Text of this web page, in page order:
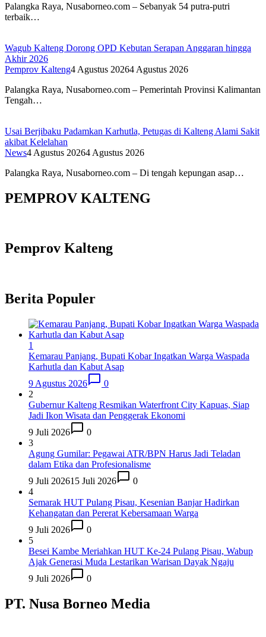
Palangka Raya, Nusaborneo.com – Sebanyak 54 putra-putri
terbaik…
Wagub Kalteng Dorong OPD Kebutan Serapan Anggaran hingga
Akhir 2026
Pemprov Kalteng4 Agustus 20264 Agustus 2026
Palangka Raya, Nusaborneo.com – Pemerintah Provinsi Kalimantan
Tengah…
Usai Berjibaku Padamkan Karhutla, Petugas di Kalteng Alami Sakit
akibat Kelelahan
News4 Agustus 20264 Agustus 2026
Palangka Raya, Nusaborneo.com – Di tengah kepungan asap…
PEMPROV KALTENG
Pemprov Kalteng
Berita Populer
1
Kemarau Panjang, Bupati Kobar Ingatkan Warga Waspada
Karhutla dan Kabut Asap
9 Agustus 2026
0
2
Gubernur Kalteng Resmikan Waterfront City Kapuas, Siap
Jadi Ikon Wisata dan Penggerak Ekonomi
9 Juli 2026
0
3
Agung Gumilar: Pegawai ATR/BPN Harus Jadi Teladan
dalam Etika dan Profesionalisme
9 Juli 202615 Juli 2026
0
4
Semarak HUT Pulang Pisau, Kesenian Banjar Hadirkan
Kehangatan dan Pererat Kebersamaan Warga
9 Juli 2026
0
5
Besei Kambe Meriahkan HUT Ke-24 Pulang Pisau, Wabup
Ajak Generasi Muda Lestarikan Warisan Dayak Ngaju
9 Juli 2026
0
PT. Nusa Borneo Media